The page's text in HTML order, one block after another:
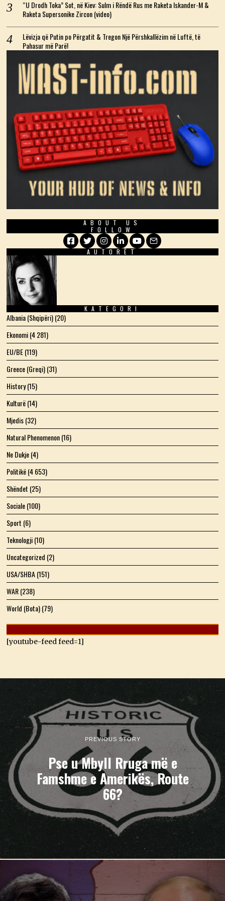
“U Drodh Toka” Sot, në Kiev: Sulm i Rëndë Rus me Raketa Iskander-M &
Raketa Supersonike Zircon (video)
Lëvizja që Putin po Përgatit & Tregon Një Përshkallëzim në Luftë, të
Pahasur më Parë!
ABOUT US
FOLLOW
Facebook
TwitterInstagram
LinkedIn
YouTube
Email
AUTORËT
KATEGORI
Albania (Shqipëri)(20)
Ekonomi(4 281)
EU/BE(119)
Greece (Greqi)(31)
History(15)
Kulturë(14)
Mjedis(32)
Natural Phenomenon(16)
Ne Dukje(4)
Politikë(4 653)
Shëndet (25)
Sociale(100)
Sport (6)
Teknologji(10)
Uncategorized (2)
USA/SHBA(151)
WAR(238)
World (Bota)(79)
[youtube-feed feed=1]
PREVIOUS STORY
Pse u Mbyll Rruga më e
Famshme e Amerikës, Route
66?